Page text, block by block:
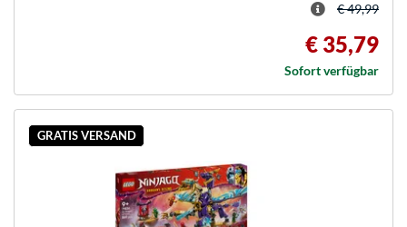
€ 49,99
€ 35,79
Sofort verfügbar
GRATIS VERSAND